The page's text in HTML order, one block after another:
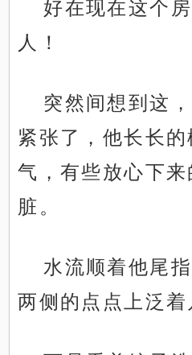
好在现在这个
人！
突然间想到这
紧张了，他长长
气，有些放心下
脏。
水流顺着他尾
两侧的点点上泛着